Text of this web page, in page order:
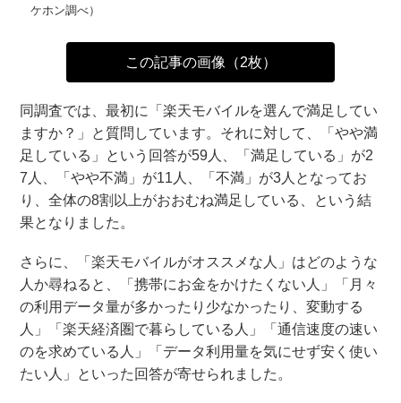
ケホン調べ）
この記事の画像（2枚）
同調査では、最初に「楽天モバイルを選んで満足してい
ますか？」と質問しています。それに対して、「やや満
足している」という回答が59人、「満足している」が2
7人、「やや不満」が11人、「不満」が3人となってお
り、全体の8割以上がおおむね満足している、という結
果となりました。
さらに、「楽天モバイルがオススメな人」はどのような
人か尋ねると、「携帯にお金をかけたくない人」「月々
の利用データ量が多かったり少なかったり、変動する
人」「楽天経済圏で暮らしている人」「通信速度の速い
のを求めている人」「データ利用量を気にせず安く使い
たい人」といった回答が寄せられました。